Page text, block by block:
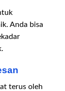
Anda bisa
terus oleh